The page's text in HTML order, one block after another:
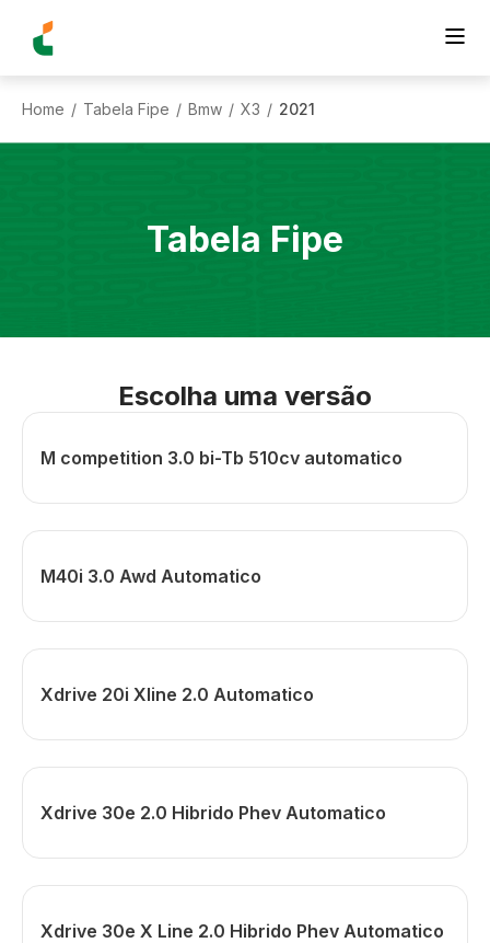
Home / Tabela Fipe / Bmw / X3 / 2021
Tabela Fipe
Escolha uma versão
M competition 3.0 bi-Tb 510cv automatico
M40i 3.0 Awd Automatico
Xdrive 20i Xline 2.0 Automatico
Xdrive 30e 2.0 Hibrido Phev Automatico
Xdrive 30e X Line 2.0 Hibrido Phev Automatico